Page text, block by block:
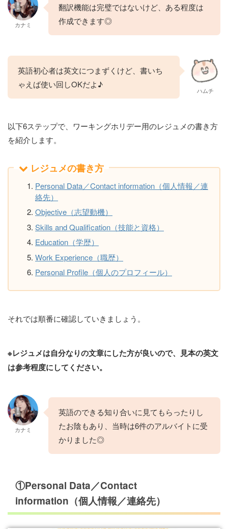
カナミ
翻訳機能は完璧ではないけど、ある程度は
作成できます◎
英語初心者は英文につまずくけど、書いち
ゃえば使い回しOKだよ♪
ハムチ
以下6ステップで、ワーキングホリデー用のレジュメの書き方
を紹介します。
レジュメの書き方
Personal Data／Contact information（個人情報／連
絡先）
Objective（志望動機）
Skills and Qualification（技能と資格）
Education（学歴）
Work Experience（職歴）
Personal Profile（個人のプロフィール）
それでは順番に確認していきましょう。
※レジュメは自分なりの文章にした方が良いので、見本の英文
は参考程度にしてください。
カナミ
英語のできる知り合いに見てもらったりし
たお陰もあり、当時は6件のアルバイトに受
かりました◎
①Personal Data／Contact
information（個人情報／連絡先）